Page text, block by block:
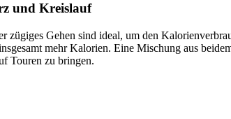
und Kreislauf
Gehen sind ideal, um den
mehr Kalorien. Eine Mischung aus
Touren zu bringen.